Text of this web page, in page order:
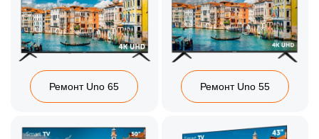
Ремонт Uno 65 Ремонт Uno 55